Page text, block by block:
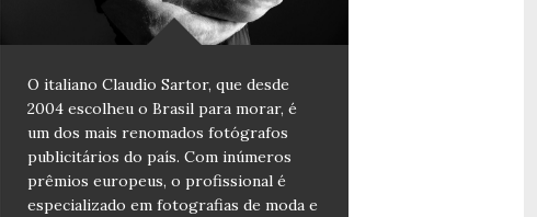
O italiano Claudio Sartor, que desde
2004 escolheu o Brasil para morar, é
um dos mais renomados fotógrafos
publicitários do país. Com inúmeros
prêmios europeus, o profissional é
especializado em fotografias de moda e